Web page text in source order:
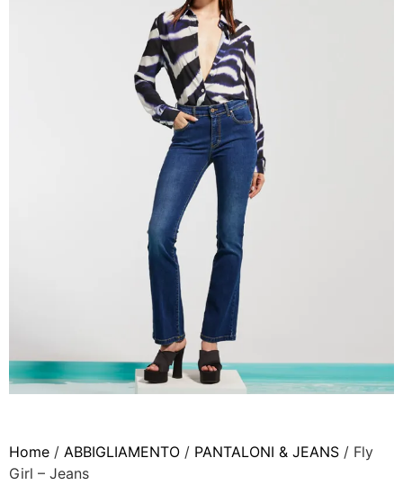
Home / ABBIGLIAMENTO / PANTALONI & JEANS / Fly
Girl – Jeans